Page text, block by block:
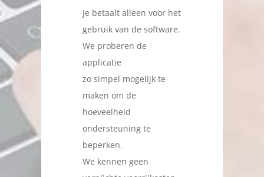
Je betaalt alleen voor het
gebruik van de software.
We proberen de
applicatie
zo simpel mogelijk te
maken om de
hoeveelheid
ondersteuning te
beperken.
We kennen geen